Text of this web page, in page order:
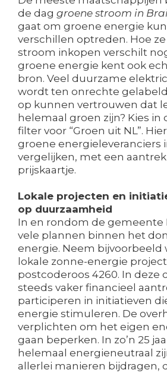
de dag groene stroom in
gaat om groene energie
verschillen optreden. Hoe
stroom inkopen verschilt
groene energie kent ook
bron. Veel duurzame
wordt ten onrechte gelabeld
op kunnen vertrouwen dat
helemaal groen zijn? Kies in
filter voor “Groen uit NL”.
groene energieleveranciers
vergelijken, met een
prijskaartje.
Lokale projecten en
op duurzaamheid
In en rondom de gemeente
vele plannen binnen het
energie. Neem bijvoorbeeld
lokale zonne-energie
postcoderoos 4260. In deze
steeds vaker financieel
participeren in initiatieven
energie stimuleren. De
verplichten om het eigen
gaan beperken. In zo’n 25
helemaal energieneutraal
allerlei manieren bijdragen,